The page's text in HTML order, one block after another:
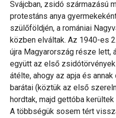
Svájcban, zsidó származású
protestáns anya
szülőföldjén, a romániai
közben elváltak. Az 1940-es
újra Magyarország része lett,
együtt az első
átélte, ahogy az apja és
barátai (köztük az első
hordtak, majd gettóba
A többségük sosem tért